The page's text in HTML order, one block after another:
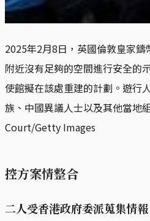
2025年2月8日，英國倫敦皇家
附近沒有足夠的空間進行安全的
使館擬在該處重建的計劃。遊行
族、中國異議人士以及其他當地
Court/Getty Images
控方案情整合
二人受香港政府委派蒐集情